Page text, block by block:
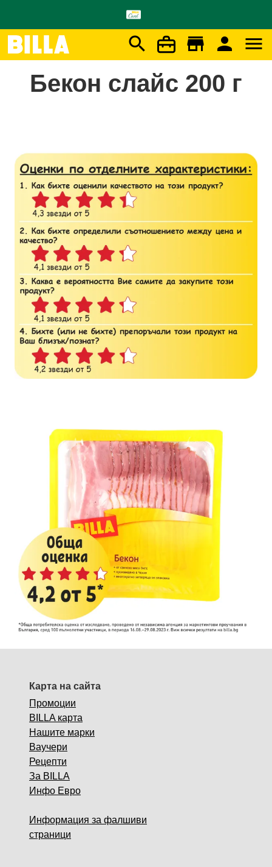
search store person menu
Начало BILLA BRAND - Бекон слайс
Бекон слайс 200 г
Карта на сайта
Промоции
BILLA карта
Нашите марки
Ваучери
Рецепти
За BILLA
Инфо Евро
Информация за фалшиви
страници